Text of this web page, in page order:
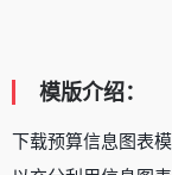
模版介绍：
下载预算信息图表